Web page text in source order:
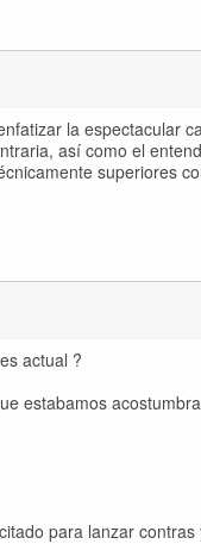
la espectacular
así como el
superiores
actual ?
estabamos
para lanzar contras